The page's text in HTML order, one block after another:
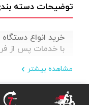
توضیحات دسته
خرید انواع
با خدمات پس از
مشاهده بیشتر